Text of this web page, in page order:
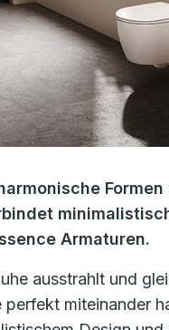
Armaturen.
ausstrahlt und
miteinander